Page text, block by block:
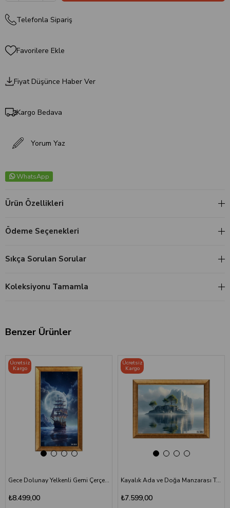
Telefonla Sipariş
Favorilere Ekle
Fiyat Düşünce Haber Ver
Kargo Bedava
Yorum Yaz
WhatsApp
Ürün Özellikleri
Ödeme Seçenekleri
Sıkça Sorulan Sorular
Koleksiyonu Tamamla
Benzer Ürünler
Gece Dolunay Yelkenli Gemi Çerçeveli Tablo VH-2535
₺8.499,00
Ücretsiz
Kargo
Kayalık Ada ve Doğa Manzarası Tablo LS-5882
₺7.599,00
Ücretsiz
Kargo